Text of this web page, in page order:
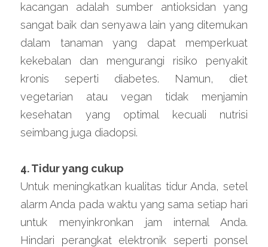
kacangan adalah sumber antioksidan yang
sangat baik dan senyawa lain yang ditemukan
dalam tanaman yang dapat memperkuat
kekebalan dan mengurangi risiko penyakit
kronis seperti diabetes. Namun, diet
vegetarian atau vegan tidak menjamin
kesehatan yang optimal kecuali nutrisi
seimbang juga diadopsi.
4. Tidur yang cukup
Untuk meningkatkan kualitas tidur Anda, setel
alarm Anda pada waktu yang sama setiap hari
untuk menyinkronkan jam internal Anda.
Hindari perangkat elektronik seperti ponsel